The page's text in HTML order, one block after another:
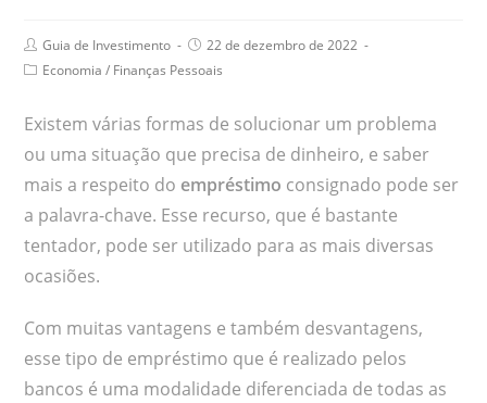
Guia de Investimento
22 de dezembro de 2022
Economia / Finanças Pessoais
Existem várias formas de solucionar um problema
ou uma situação que precisa de dinheiro, e saber
mais a respeito do empréstimo consignado pode ser
a palavra-chave. Esse recurso, que é bastante
tentador, pode ser utilizado para as mais diversas
ocasiões.
Com muitas vantagens e também desvantagens,
esse tipo de empréstimo que é realizado pelos
bancos é uma modalidade diferenciada de todas as